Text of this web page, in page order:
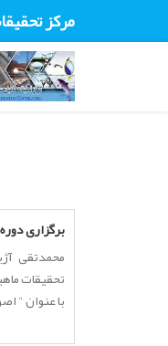
مرکز
برگزاری
محمدتقی
تحقیقات
با عنوان "